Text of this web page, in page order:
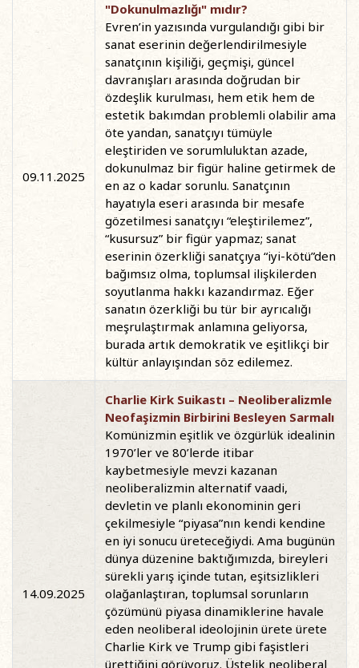
09.11.2025
"Dokunulmazlığı" mıdır?
Evren’in yazısında vurgulandığı gibi bir
sanat eserinin değerlendirilmesiyle
sanatçının kişiliği, geçmişi, güncel
davranışları arasında doğrudan bir
özdeşlik kurulması, hem etik hem de
estetik bakımdan problemli olabilir ama
öte yandan, sanatçıyı tümüyle
eleştiriden ve sorumluluktan azade,
dokunulmaz bir figür haline getirmek de
en az o kadar sorunlu. Sanatçının
hayatıyla eseri arasında bir mesafe
gözetilmesi sanatçıyı “eleştirilemez”,
“kusursuz” bir figür yapmaz; sanat
eserinin özerkliği sanatçıya “iyi-kötü”den
bağımsız olma, toplumsal ilişkilerden
soyutlanma hakkı kazandırmaz. Eğer
sanatın özerkliği bu tür bir ayrıcalığı
meşrulaştırmak anlamına geliyorsa,
burada artık demokratik ve eşitlikçi bir
kültür anlayışından söz edilemez.
14.09.2025
Charlie Kirk Suikastı – Neoliberalizmle
Neofaşizmin Birbirini Besleyen Sarmalı
Komünizmin eşitlik ve özgürlük idealinin
1970’ler ve 80’lerde itibar
kaybetmesiyle mevzi kazanan
neoliberalizmin alternatif vaadi,
devletin ve planlı ekonominin geri
çekilmesiyle “piyasa”nın kendi kendine
en iyi sonucu üreteceğiydi. Ama bugünün
dünya düzenine baktığımızda, bireyleri
sürekli yarış içinde tutan, eşitsizlikleri
olağanlaştıran, toplumsal sorunların
çözümünü piyasa dinamiklerine havale
eden neoliberal ideolojinin ürete ürete
Charlie Kirk ve Trump gibi faşistleri
ürettiğini görüyoruz. Üstelik neoliberal